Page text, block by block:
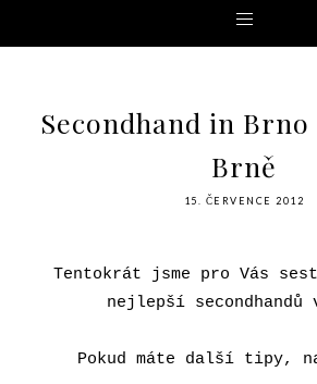
Secondhand in Brno
Brně
15. ČERVENCE 2012
Tentokrát jsme pro Vás
nejlepší secondhandů
Pokud máte další tipy,